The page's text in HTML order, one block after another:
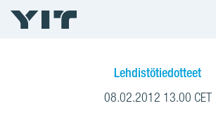
Lehdistötiedotteet
08.02.2012 13.00 CET